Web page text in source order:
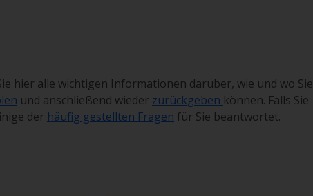
hier alle wichtigen Informationen darüber, wie und wo Sie
und anschließend wieder zurückgeben können. Falls Sie
der häufig gestellten Fragen für Sie beantwortet.